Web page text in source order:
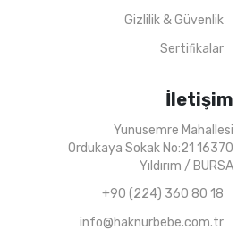
Gizlilik & Güvenlik
Sertifikalar
İletişim
Yunusemre Mahallesi
Ordukaya Sokak No:21 16370
Yıldırım / BURSA
+90 (224) 360 80 18
info@haknurbebe.com.tr